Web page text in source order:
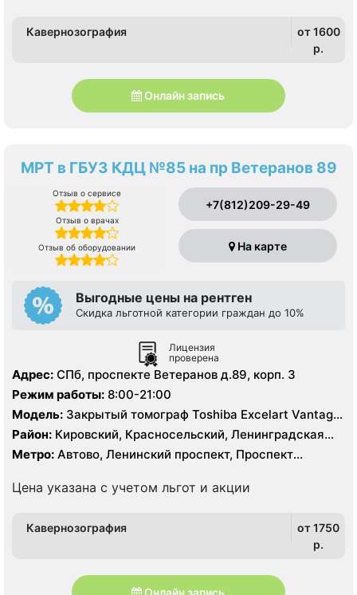
Кавернозография
от 1600
p.
Онлайн запись
МРТ в ГБУЗ КДЦ №85 на пр Ветеранов 89
Отзыв о сервисе
Отзыв о врачах
Отзыв об оборудовании
+7(812)209-29-49
На карте
Выгодные цены на рентген
Скидка льготной категории граждан до 10%
Лицензия
проверена
Адрес: СПб, проспекте Ветеранов д.89, корп. 3
Режим работы: 8:00-21:00
Модель: Закрытый томограф Toshiba Excelart Vantage
1.5 Тесла
Район: Кировский, Красносельский, Ленинградская
область, Московский, Петродворцовый
Метро: Автово, Ленинский проспект, Проспект
Цена указана с учетом льгот и акции
Кавернозография
от 1750
p.
Онлайн запись